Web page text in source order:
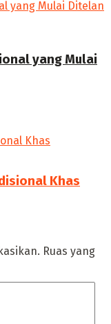
yang Mulai
Khas
Ruas yang